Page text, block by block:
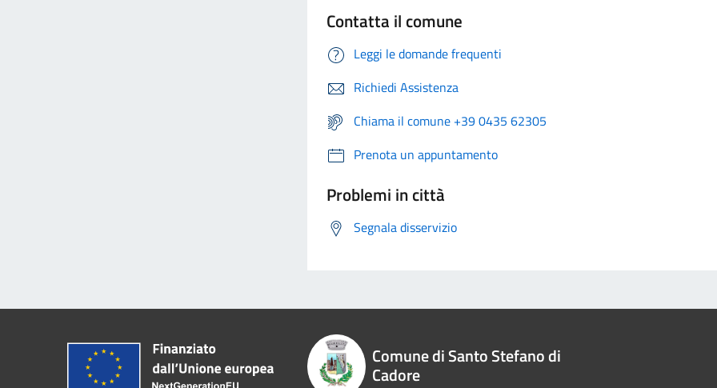
Contatta il comune
Leggi le domande frequenti
Richiedi Assistenza
Chiama il comune +39 0435 62305
Prenota un appuntamento
Problemi in città
Segnala disservizio
Comune di Santo Stefano di
Cadore